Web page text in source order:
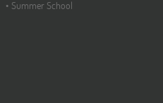
Summer School